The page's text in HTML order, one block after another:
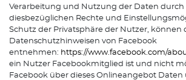
Verarbeitung und Nutzung der Daten durch
diesbezüglichen Rechte und
Schutz der Privatsphäre der Nutzer, können
Datenschutzhinweisen von Facebook
entnehmen: https://www.facebook.com/
ein Nutzer Facebookmitglied ist und nicht
Facebook über dieses Onlineangebot